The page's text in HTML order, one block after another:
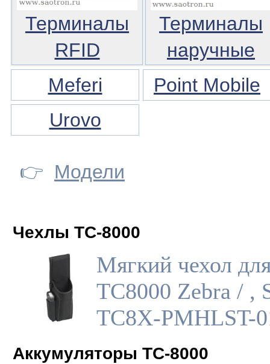
Терминалы
RFID
Терминалы
наручные
Meferi
Point Mobile
Urovo
👉 Модели
Чехлы TC-8000
Мягкий чехол
TC8000 Zebra / ,
TC8X-PMHLST-
Аккумуляторы TC-8000